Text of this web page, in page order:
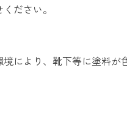
ださい。
により、靴下等に塗料